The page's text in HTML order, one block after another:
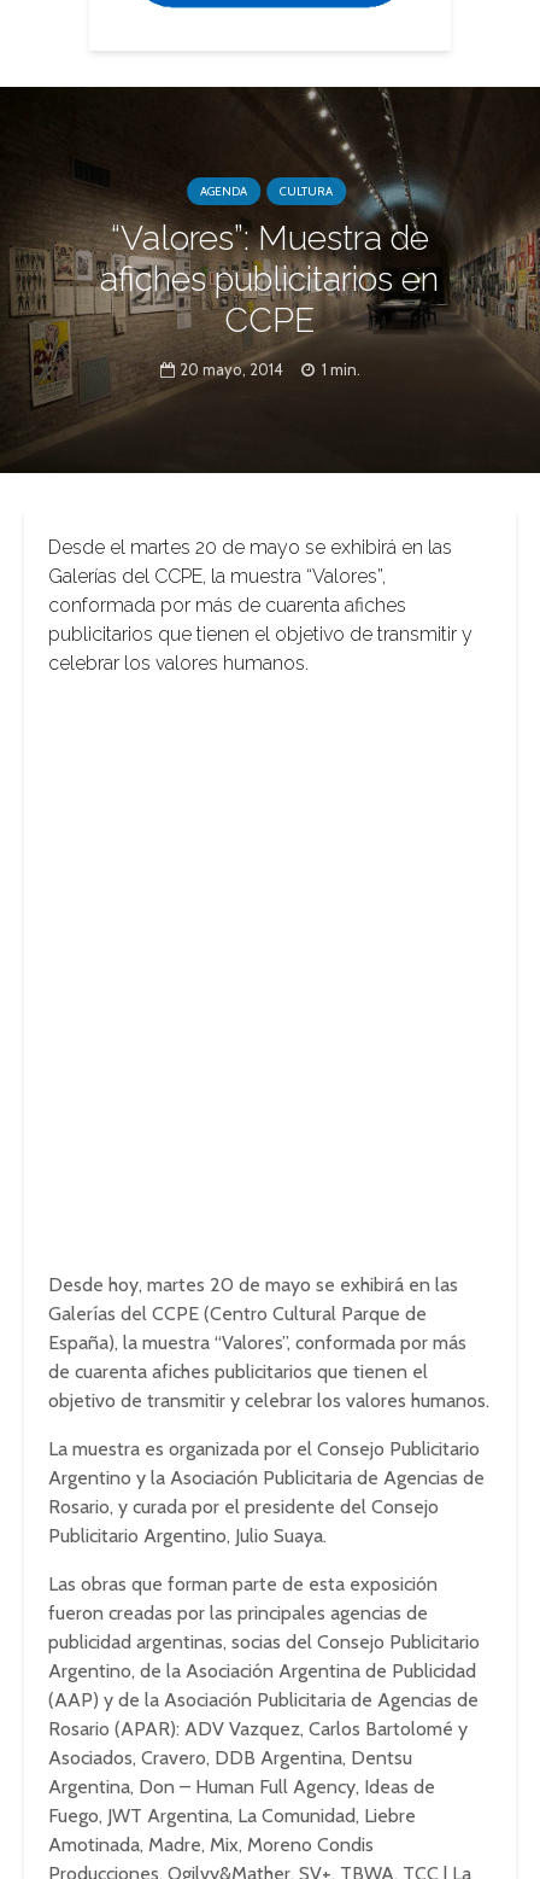
AGENDA CULTURA
“Valores”: Muestra de
afiches publicitarios en
CCPE
20 mayo, 2014 1 min.
Desde el martes 20 de mayo se exhibirá en las
Galerías del CCPE, la muestra “Valores”,
conformada por más de cuarenta afiches
publicitarios que tienen el objetivo de transmitir y
celebrar los valores humanos.
Desde hoy, martes 20 de mayo se exhibirá en las
Galerías del CCPE (Centro Cultural Parque de
España), la muestra “Valores”, conformada por más
de cuarenta afiches publicitarios que tienen el
objetivo de transmitir y celebrar los valores humanos.
La muestra es organizada por el Consejo Publicitario
Argentino y la Asociación Publicitaria de Agencias de
Rosario, y curada por el presidente del Consejo
Publicitario Argentino, Julio Suaya.
Las obras que forman parte de esta exposición
fueron creadas por las principales agencias de
publicidad argentinas, socias del Consejo Publicitario
Argentino, de la Asociación Argentina de Publicidad
(AAP) y de la Asociación Publicitaria de Agencias de
Rosario (APAR): ADV Vazquez, Carlos Bartolomé y
Asociados, Cravero, DDB Argentina, Dentsu
Argentina, Don – Human Full Agency, Ideas de
Fuego, JWT Argentina, La Comunidad, Liebre
Amotinada, Madre, Mix, Moreno Condis
Producciones, Ogilvy&Mather, SV+, TBWA, TCC | La